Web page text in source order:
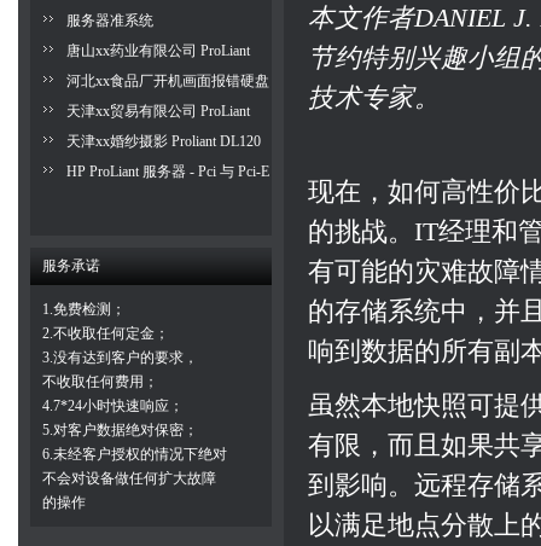
案
Server 10 SP 2 系统
加电即开机的功能无法使用
服务器准系统
唐山xx药业有限公司 ProLiant
DL120 服务器磁带备份
河北xx食品厂开机画面报错硬盘
无法找到
天津xx贸易有限公司 ProLiant
DL388 服务器异地备份
天津xx婚纱摄影 Proliant DL120
服务器系统调试成功
HP ProLiant 服务器 - Pci 与 Pci-E
服务承诺
1.免费检测；
2.不收取任何定金；
3.没有达到客户的要求，
不收取任何费用；
4.7*24小时快速响应；
5.对客户数据绝对保密；
6.未经客户授权的情况下绝对
不会对设备做任何扩大故障
的操作
本文作者DANIEL
节约特别兴趣小组
技术专家。
现在，如何高性价
的挑战。IT经理和
有可能的灾难故障
的存储系统中，并
响到数据的所有副
虽然本地快照可提
有限，而且如果共
到影响。远程存储
以满足地点分散上